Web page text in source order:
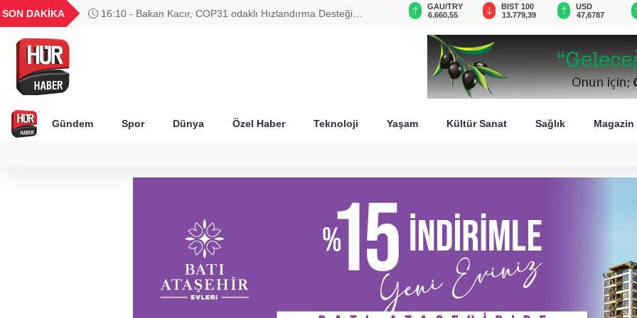
SON DAKİKA
16:10 - Bakan Kacır, COP31 odaklı Hızlandırma Desteği
UYU
1,1849
18,2677
16,3788
27,9743
0,0018
GAU/TRY
6.660,55
BIST 100
13.779,39
USD
47,6787
Gündem Spor Dünya Özel Haber Teknoloji Yaşam Kültür Sanat Sağlık Magazin